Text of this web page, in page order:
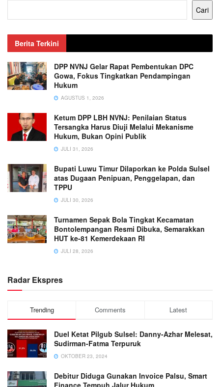
Cari
Berita Terkini
DPP NVNJ Gelar Rapat Pembentukan DPC
Gowa, Fokus Tingkatkan Pendampingan
Hukum
AGUSTUS 1, 2026
Ketum DPP LBH NVNJ: Penilaian Status
Tersangka Harus Diuji Melalui Mekanisme
Hukum, Bukan Opini Publik
JULI 31, 2026
Bupati Luwu Timur Dilaporkan ke Polda Sulsel
atas Dugaan Penipuan, Penggelapan, dan
TPPU
JULI 30, 2026
Turnamen Sepak Bola Tingkat Kecamatan
Bontolempangan Resmi Dibuka, Semarakkan
HUT ke-81 Kemerdekaan RI
JULI 28, 2026
Radar Ekspres
Trending Comments Latest
Duel Ketat Pilgub Sulsel: Danny-Azhar Melesat,
Sudirman-Fatma Terpuruk
OKTOBER 23, 2024
Debitur Diduga Gunakan Invoice Palsu, Smart
Finance Tempuh Jalur Hukum